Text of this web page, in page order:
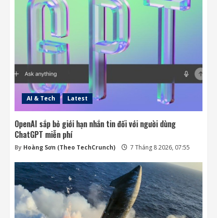
AI & Tech Latest
OpenAI sắp bỏ giới hạn nhắn tin đối với người dùng
ChatGPT miễn phí
By Hoàng Sơn (Theo TechCrunch) 7 Tháng 8 2026, 07:55